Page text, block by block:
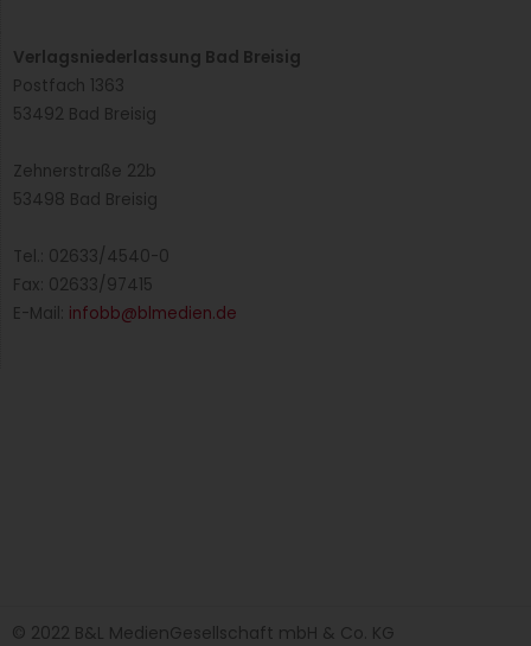
Verlagsniederlassung Bad Breisig
Postfach 1363
53492 Bad Breisig
Zehnerstraße 22b
53498 Bad Breisig
Tel.: 02633/4540-0
Fax: 02633/97415
E-Mail: infobb@blmedien.de
© 2022 B&L MedienGesellschaft mbH & Co. KG